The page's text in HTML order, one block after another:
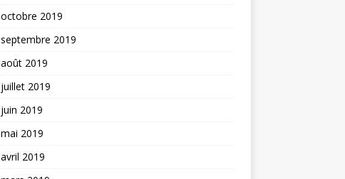
octobre 2019
septembre 2019
août 2019
juillet 2019
juin 2019
mai 2019
avril 2019